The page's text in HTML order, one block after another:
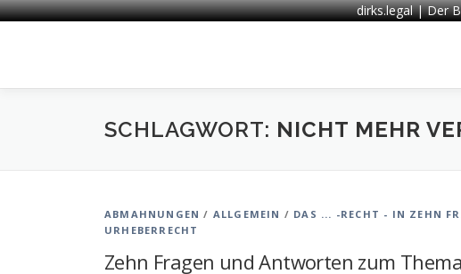
dirks.legal | Der
SCHLAGWORT: NICHT MEHR
ABMAHNUNGEN / ALLGEMEIN / DAS ... -RECHT - IN ZEHN
URHEBERRECHT
Zehn Fragen und Antworten zum